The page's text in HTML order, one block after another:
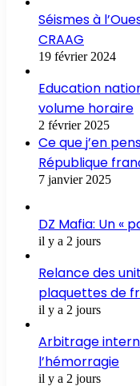
Séismes à
CRAAG
19 février 2024
Education
volume horaire
2 février 2025
Ce que j’en
République
7 janvier 2025
DZ Mafia: Un «
il y a 2 jours
Relance des
plaquettes de
il y a 2 jours
Arbitrage
l’hémorragie
il y a 2 jours